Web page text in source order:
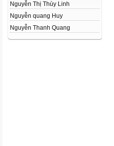
Nguyễn Thị Thùy Linh
Nguyễn quang Huy
Nguyễn Thanh Quang